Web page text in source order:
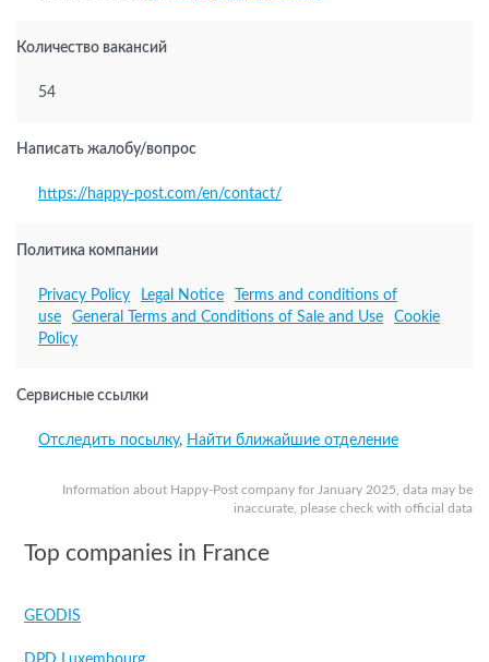
Information about Happy-Post company for January 2025, data may be
inaccurate, please check with official data
Количество вакансий
54
Написать жалобу/вопрос
https://happy-post.com/en/contact/
Политика компании
Privacy Policy Legal Notice
Terms and conditions of
use
General Terms and Conditions of Sale and Use
Cookie
Policy
Сервисные ссылки
Отследить посылку, Найти ближайшие отделение
Top companies in France
GEODIS